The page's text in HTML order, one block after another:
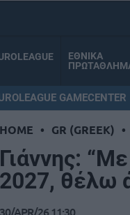
ΕΘΝΙΚΑ
GAMECENTER
HOME • GR (GREEK) •
Γιάννης:
2027, θέλω
30/APR/26 11:30